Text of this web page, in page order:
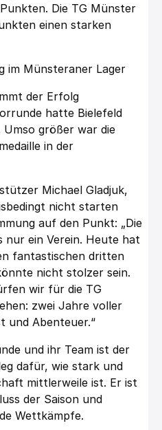
Die TG Münster
einen starken
im Münsteraner Lager
der Erfolg
hatte Bielefeld
größer war die
in der
Michael Gladjuk,
nicht starten
auf den Punkt: „Die
nur ein Verein. Heute hat
fantastischen dritten
nicht stolzer sein.
wir für die TG
zwei Jahre voller
und Abenteuer.“
und ihr Team ist der
dafür, wie stark und
mittlerweile ist. Er ist
der Saison und
Wettkämpfe.